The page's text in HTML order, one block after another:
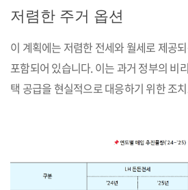
저렴한 주거 옵션
이 계획에는 저렴한 전세와 월세로 제공
포함되어 있습니다. 이는 과거 정부의 비
택 공급을 현실적으로 대응하기 위한 조